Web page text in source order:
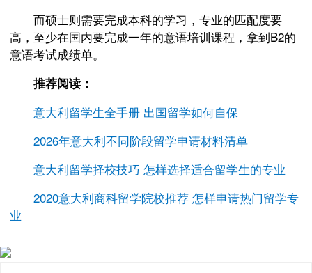
而硕士则需要完成本科的学习，专业的匹配度要
高，至少在国内要完成一年的意语培训课程，拿到B2的
意语考试成绩单。
推荐阅读：
意大利留学生全手册 出国留学如何自保
2026年意大利不同阶段留学申请材料清单
意大利留学择校技巧 怎样选择适合留学生的专业
2020意大利商科留学院校推荐 怎样申请热门留学专
业